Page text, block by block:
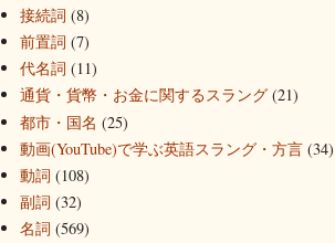
接続詞 (8)
前置詞 (7)
代名詞 (11)
通貨・貨幣・お金に関するスラング (21)
都市・国名 (25)
動画(YouTube)で学ぶ英語スラング・方言 (34)
動詞 (108)
副詞 (32)
名詞 (569)